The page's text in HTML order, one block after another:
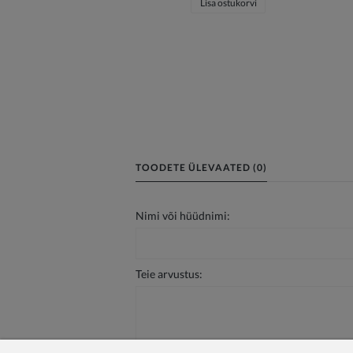
Lisa ostukorvi
TOODETE ÜLEVAATED (0)
Nimi või hüüdnimi:
Teie arvustus: